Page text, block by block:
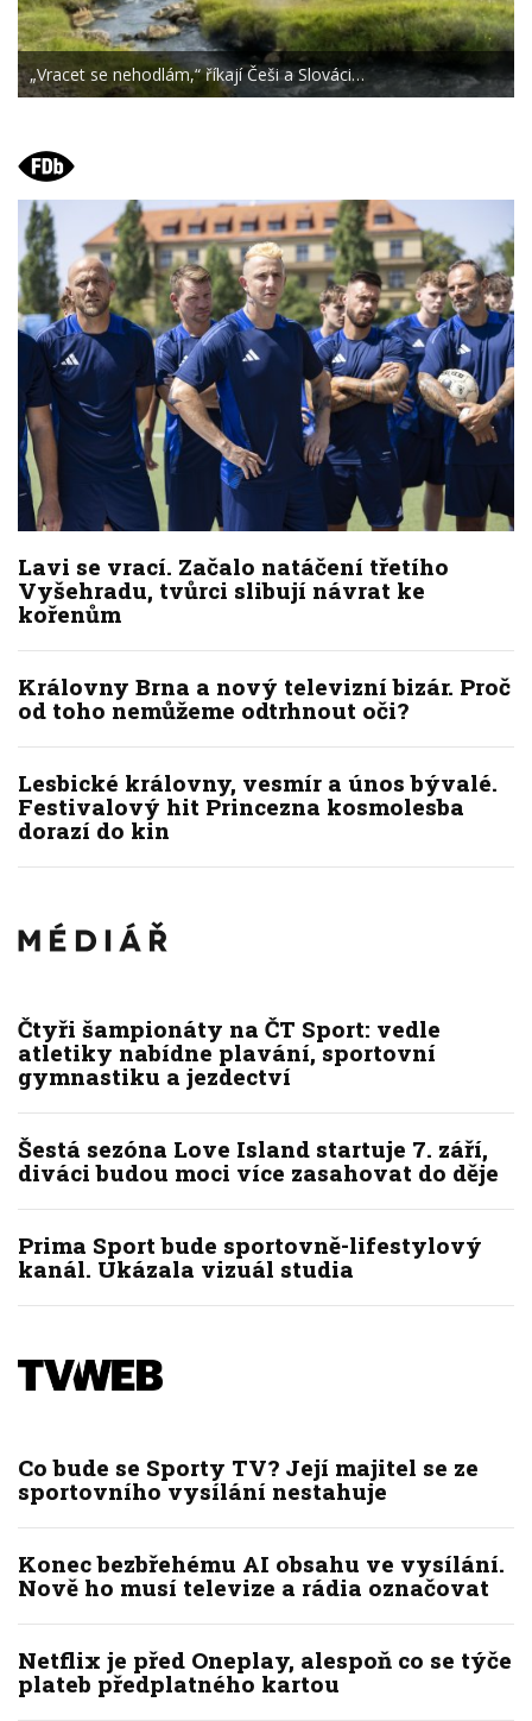
„Vracet se nehodlám,“ říkají Češi a Slováci…
Lavi se vrací. Začalo natáčení třetího
Vyšehradu, tvůrci slibují návrat ke
kořenům
Královny Brna a nový televizní bizár. Proč
od toho nemůžeme odtrhnout oči?
Lesbické královny, vesmír a únos bývalé.
Festivalový hit Princezna kosmolesba
dorazí do kin
Čtyři šampionáty na ČT Sport: vedle
atletiky nabídne plavání, sportovní
gymnastiku a jezdectví
Šestá sezóna Love Island startuje 7. září,
diváci budou moci více zasahovat do děje
Prima Sport bude sportovně-lifestylový
kanál. Ukázala vizuál studia
Co bude se Sporty TV? Její majitel se ze
sportovního vysílání nestahuje
Konec bezbřehému AI obsahu ve vysílání.
Nově ho musí televize a rádia označovat
Netflix je před Oneplay, alespoň co se týče
plateb předplatného kartou